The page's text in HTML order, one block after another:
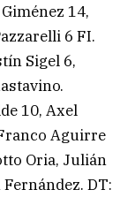
14,
6 FI.
Sigel 6,
10, Axel
Aguirre
Oria, Julián
DT: